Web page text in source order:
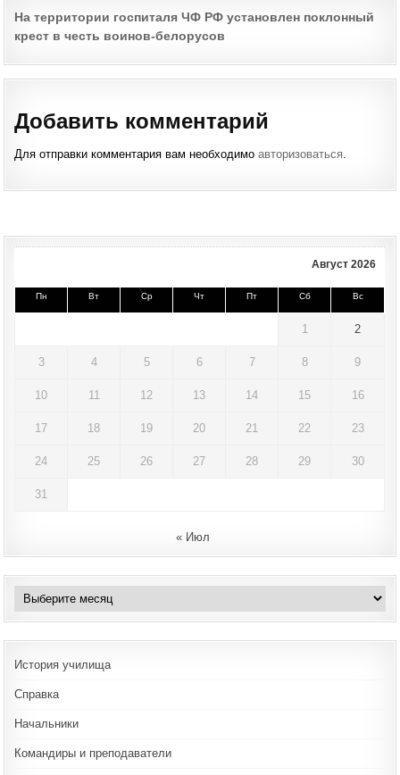
Post
navigation
На территории госпиталя ЧФ РФ установлен поклонный
крест в честь воинов-белорусов
Добавить комментарий
Для отправки комментария вам необходимоавторизоваться
Август 2026
Пн Вт Ср Чт Пт Сб Вс
1 2
3 4 5 6 7 8 9
10 11 12 13 14 15 16
17 18 19 20 21 22 23
24 25 26 27 28 29 30
31
« Июл
Архивы
История училища
Справка
Начальники
Командиры и преподаватели